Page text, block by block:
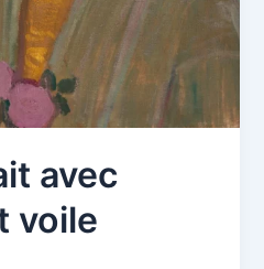
avec
voile